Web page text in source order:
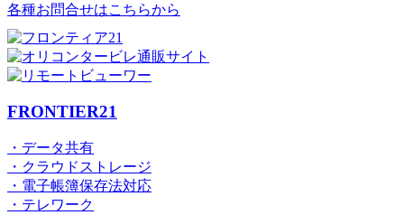
各種お問合せはこちらから
FRONTIER21
・データ共有
・クラウドストレージ
・電子帳簿保存法対応
・テレワーク